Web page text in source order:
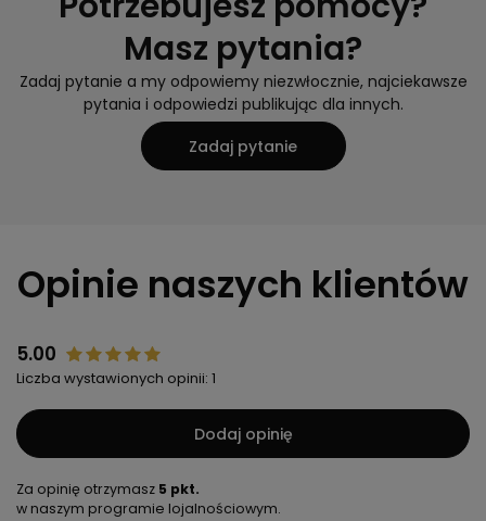
Masz pytania?
Zadaj pytanie a my odpowiemy niezwłocznie, najciekawsze
pytania i odpowiedzi publikując dla innych.
Zadaj pytanie
Opinie naszych klientów
5.00
Liczba wystawionych opinii: 1
Dodaj opinię
Za opinię otrzymasz 5 pkt.
w naszym programie lojalnościowym.